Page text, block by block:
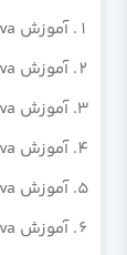
آموزش Java – کار با تابع ()charAt در Java
آموزش Java – کار با متدJava string ()length
آموزش Java – کار با متد java string format()
آموزش Java – کار با تابع substring() در Java
آموزش Java – کار با متد String contains()
آموزش Java – کار با تابع string join()